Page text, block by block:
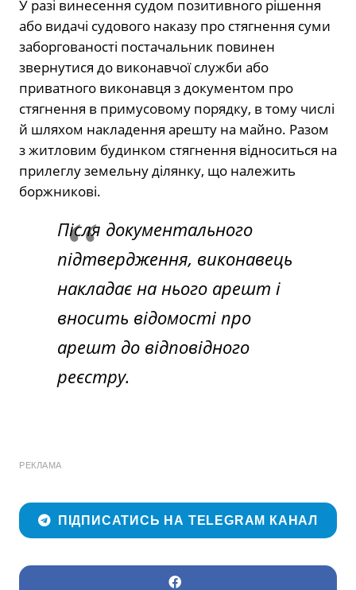
У разі винесення судом позитивного рішення
або видачі судового наказу про стягнення суми
заборгованості постачальник повинен
звернутися до виконавчої служби або
приватного виконавця з документом про
стягнення в примусовому порядку, в тому числі
й шляхом накладення арешту на майно. Разом
з житловим будинком стягнення відноситься на
прилеглу земельну ділянку, що належить
боржникові.
Після документального
підтвердження, виконавець
накладає на нього арешт і
вносить відомості про
арешт до відповідного
реєстру.
РЕКЛАМА
ПІДПИСАТИСЬ НА TELEGRAM КАНАЛ